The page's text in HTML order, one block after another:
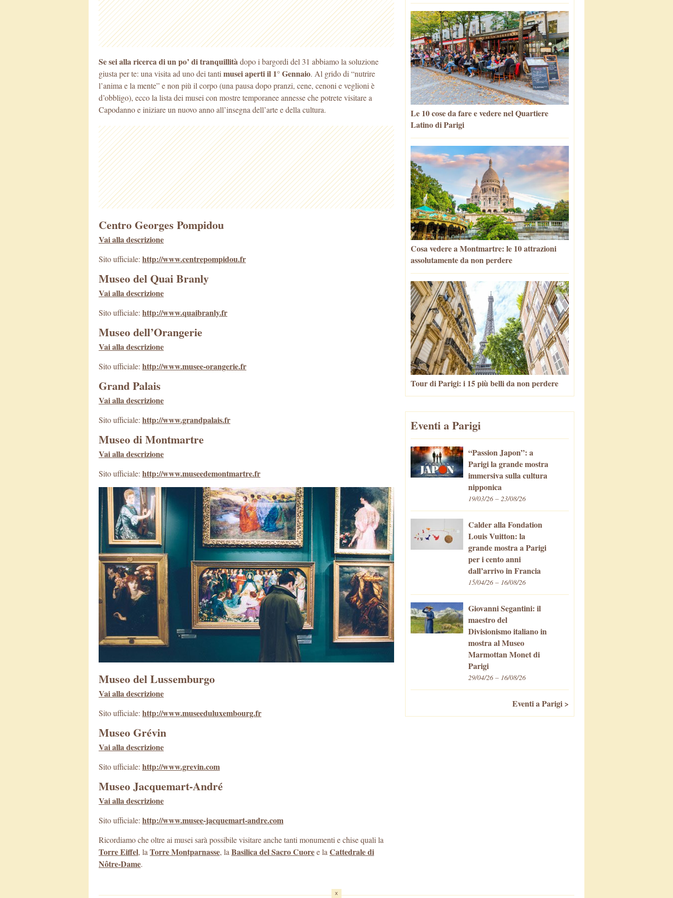
Se sei alla ricerca di un po’ di tranquillitàdopo i bargordi del 31 abbiamo la soluzione
giusta per te: una visita ad uno dei tanti musei aperti il 1° Gennaio. Al grido di “nutrire
l’anima e la mente” e non più il corpo (una pausa dopo pranzi, cene, cenoni e veglioni è
d’obbligo), ecco la lista dei musei con mostre temporanee annesse che potrete visitare a
Capodanno e iniziare un nuovo anno all’insegna dell’arte e della cultura.
Centro Georges Pompidou
Vai alla descrizione
Sito ufficiale: http://www.centrepompidou.fr
Museo del Quai Branly
Vai alla descrizione
Sito ufficiale: http://www.quaibranly.fr
Museo dell’Orangerie
Vai alla descrizione
Sito ufficiale: http://www.musee-orangerie.fr
Grand Palais
Vai alla descrizione
Sito ufficiale: http://www.grandpalais.fr
Museo di Montmartre
Vai alla descrizione
Sito ufficiale: http://www.museedemontmartre.fr
Museo del Lussemburgo
Vai alla descrizione
Sito ufficiale: http://www.museeduluxembourg.fr
Museo Grévin
Vai alla descrizione
Sito ufficiale: http://www.grevin.com
Museo Jacquemart-André
Vai alla descrizione
Sito ufficiale: http://www.musee-jacquemart-andre.com
Ricordiamo che oltre ai musei sarà possibile visitare anche tanti monumenti e chise quali la
Torre Eiffel, la Torre Montparnasse, la Basilica del Sacro Cuoree la Cattedrale di
Nôtre-Dame.
Le 10 cose da fare e vedere nel Quartiere
Latino di Parigi
Cosa vedere a Montmartre: le 10 attrazioni
assolutamente da non perdere
Tour di Parigi: i 15 più belli da non perdere
Eventi a Parigi
“Passion Japon”: a
Parigi la grande mostra
immersiva sulla cultura
nipponica
19/03/26 – 23/08/26
Calder alla Fondation
Louis Vuitton: la
grande mostra a Parigi
per i cento anni
dall’arrivo in Francia
15/04/26 – 16/08/26
Giovanni Segantini: il
maestro del
Divisionismo italiano in
mostra al Museo
Marmottan Monet di
Parigi
29/04/26 – 16/08/26
Eventi a Parigi >
x